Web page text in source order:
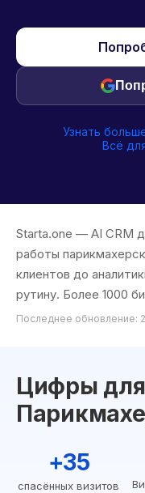
Узнать
Всё
Starta.one — AI CRM
работы
клиентов до
рутину. Более 1000
Последнее обновление:
Цифры для
+35
спасённых визитов